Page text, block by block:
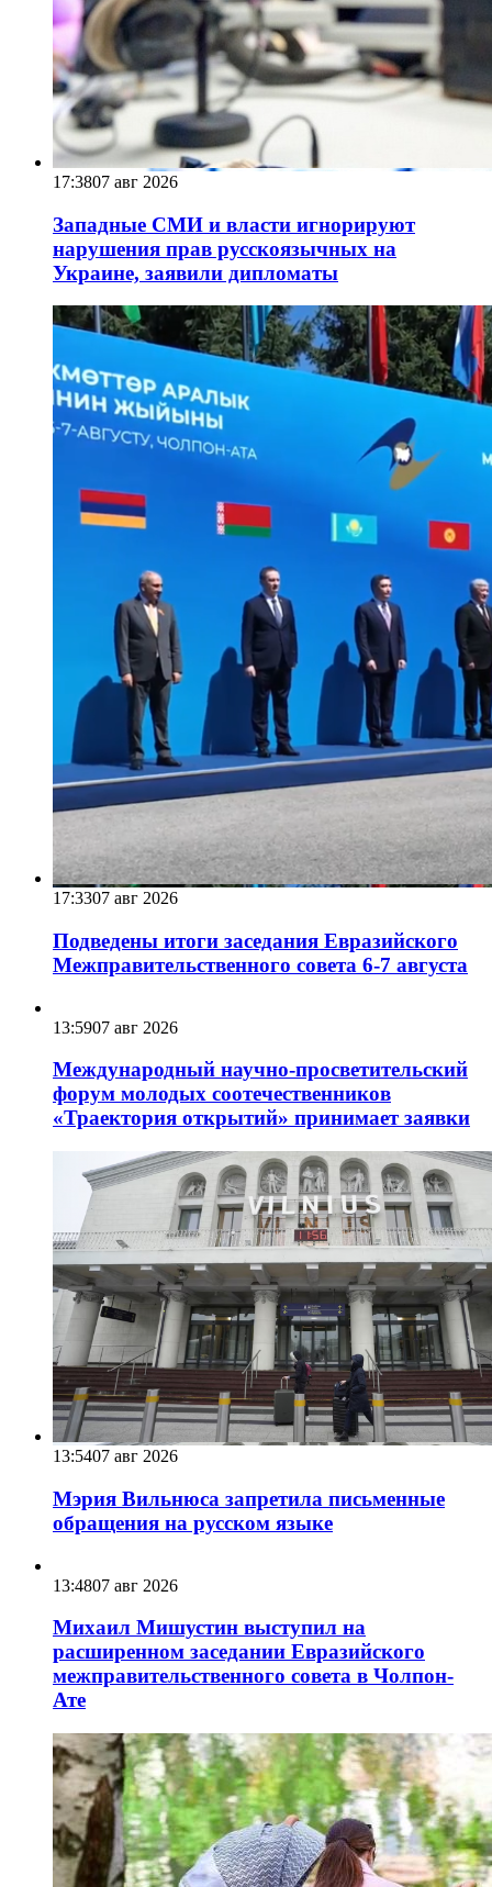
17:3807 авг 2026
Западные СМИ и власти игнорируют
нарушения прав русскоязычных на
Украине, заявили дипломаты
17:3307 авг 2026
Подведены итоги заседания Евразийского
Межправительственного совета 6-7 августа
13:5907 авг 2026
Международный научно-просветительский
форум молодых соотечественников
«Траектория открытий» принимает заявки
13:5407 авг 2026
Мэрия Вильнюса запретила письменные
обращения на русском языке
13:4807 авг 2026
Михаил Мишустин выступил на
расширенном заседании Евразийского
межправительственного совета в Чолпон-
Ате